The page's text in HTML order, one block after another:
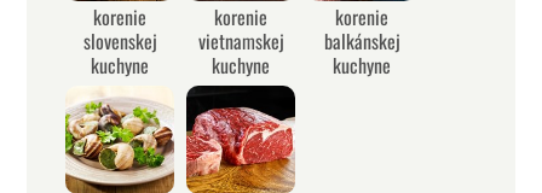
korenie
slovenskej
kuchyne
korenie
vietnamskej
kuchyne
korenie
balkánskej
kuchyne